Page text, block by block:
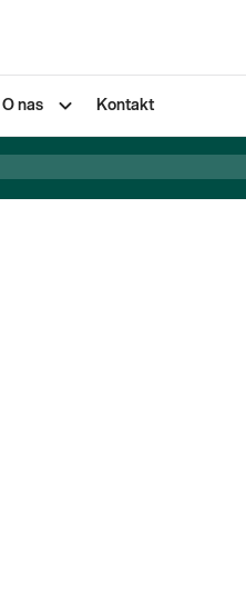
O nas Kontakt